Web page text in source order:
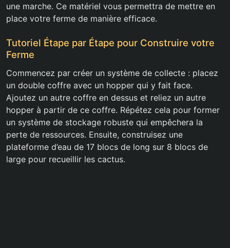
une marche. Ce matériel vous permettra de mettre en
place votre ferme de manière efficace.
Tutoriel Étape par Étape pour Construire votre
Ferme
Commencez par créer un système de collecte : placez
un double coffre avec un hopper qui y fait face.
Ajoutez un autre coffre en dessus et reliez un autre
hopper à partir de ce coffre. Répétez cela pour former
un système de stockage robuste qui empêchera la
perte de ressources. Ensuite, construisez une
plateforme d’eau de 17 blocs de long sur 8 blocs de
large pour recueillir les cactus.